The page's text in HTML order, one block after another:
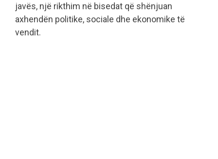
javës, një rikthim në bisedat që shënjuan
axhendën politike, sociale dhe ekonomike të
vendit.